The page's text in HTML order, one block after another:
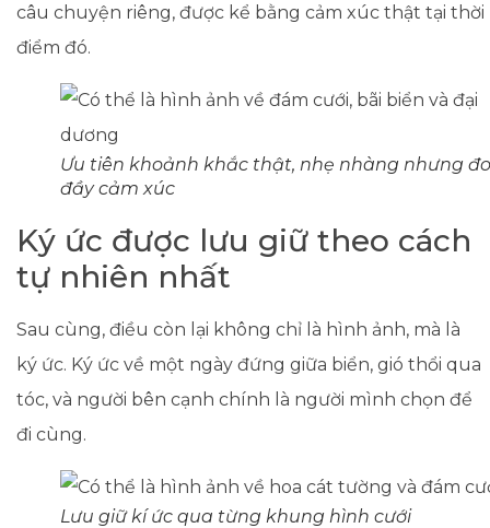
câu chuyện riêng, được kể bằng cảm xúc thật tại thời
điểm đó.
Ưu tiên khoảnh khắc thật, nhẹ nhàng nhưng
đầy cảm xúc
Ký ức được lưu giữ theo cách
tự nhiên nhất
Sau cùng, điều còn lại không chỉ là hình ảnh, mà là
ký ức. Ký ức về một ngày đứng giữa biển, gió thổi qua
tóc, và người bên cạnh chính là người mình chọn để
đi cùng.
Lưu giữ kí ức qua từng khung hình cưới